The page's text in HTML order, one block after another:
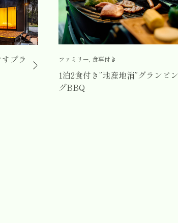
プラ
ファミリー, 食事付き
1泊2食付き”地産地消”グランピン
グBBQ